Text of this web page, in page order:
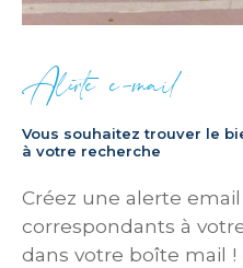
Alerte e-mail
Vous souhaitez trouver le
à votre recherche
Créez une alerte
correspondants à
dans votre boîte mail !